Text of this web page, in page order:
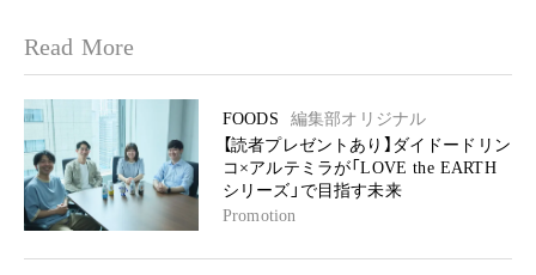
Read More
FOODS
編集部オリジナル
【読者プレゼントあり】ダイドードリン
コ×アルテミラが「LOVE the EARTH
シリーズ」で目指す未来
Promotion